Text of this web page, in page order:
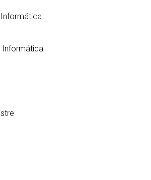
ao Título
Informática
Informática